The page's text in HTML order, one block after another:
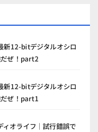
新12-bitデジタルオシロ
だぜ！part2
新12-bitデジタルオシロ
だぜ！part1
オライフ｜試行錯誤で